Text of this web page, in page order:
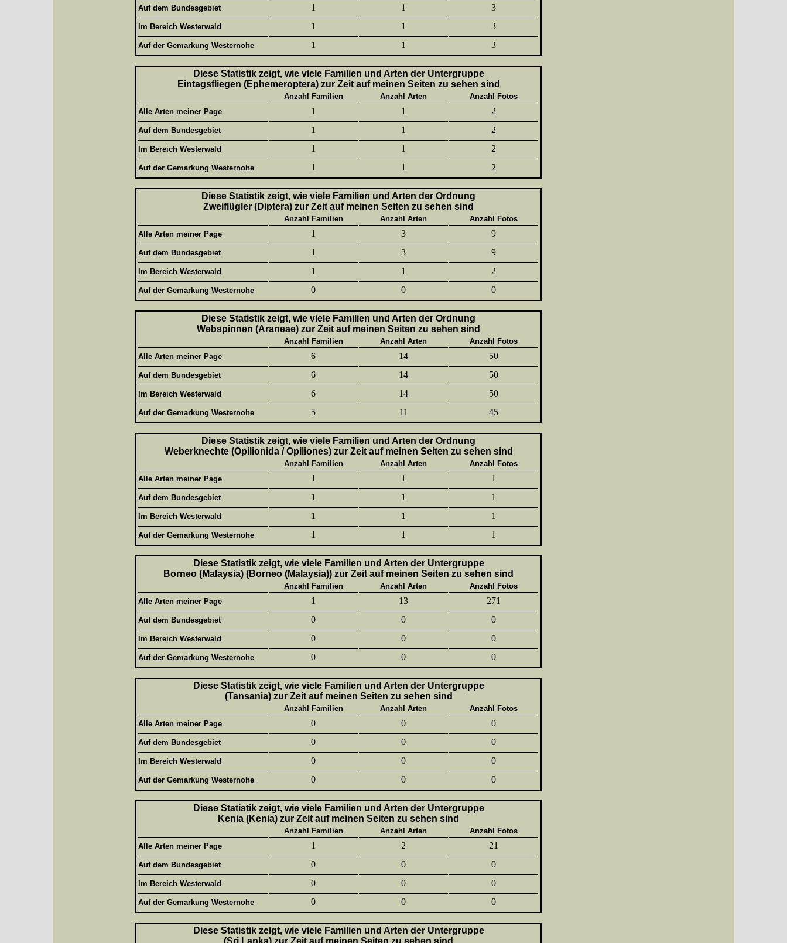
Auf dem Bundesgebiet 1 1 3
Im Bereich Westerwald 1 1 3
Auf der Gemarkung Westernohe 1 1 3
Diese Statistik zeigt, wie viele Familien und Arten der Untergruppe
Eintagsfliegen (Ephemeroptera) zur Zeit auf meinen Seiten zu sehen sind
Anzahl Familien Anzahl Arten
Anzahl Fotos
Alle Arten meiner Page
1 1 2
Auf dem Bundesgebiet 1 1 2
Im Bereich Westerwald 1 1 2
Auf der Gemarkung Westernohe 1 1 2
Diese Statistik zeigt, wie viele Familien und Arten der Ordnung
Zweiflügler (Diptera) zur Zeit auf meinen Seiten zu sehen sind
Anzahl Familien Anzahl Arten
Anzahl Fotos
Alle Arten meiner Page
1 3 9
Auf dem Bundesgebiet 1 3 9
Im Bereich Westerwald 1 1 2
Auf der Gemarkung Westernohe 0 0 0
Diese Statistik zeigt, wie viele Familien und Arten der Ordnung
Webspinnen (Araneae) zur Zeit auf meinen Seiten zu sehen sind
Anzahl Familien Anzahl Arten
Anzahl Fotos
Alle Arten meiner Page
6 14 50
Auf dem Bundesgebiet 6 14 50
Im Bereich Westerwald 6 14 50
Auf der Gemarkung Westernohe 5 11 45
Diese Statistik zeigt, wie viele Familien und Arten der Ordnung
Weberknechte (Opilionida / Opiliones) zur Zeit auf meinen Seiten zu sehen sind
Anzahl Familien Anzahl Arten
Anzahl Fotos
Alle Arten meiner Page
1 1 1
Auf dem Bundesgebiet 1 1 1
Im Bereich Westerwald 1 1 1
Auf der Gemarkung Westernohe 1 1 1
Diese Statistik zeigt, wie viele Familien und Arten der Untergruppe
Borneo (Malaysia) (Borneo (Malaysia)) zur Zeit auf meinen Seiten zu sehen sind
Anzahl Familien Anzahl Arten
Anzahl Fotos
Alle Arten meiner Page
1 13 271
Auf dem Bundesgebiet 0 0 0
Im Bereich Westerwald 0 0 0
Auf der Gemarkung Westernohe 0 0 0
Diese Statistik zeigt, wie viele Familien und Arten der Untergruppe
(Tansania) zur Zeit auf meinen Seiten zu sehen sind
Anzahl Familien Anzahl Arten
Anzahl Fotos
Alle Arten meiner Page
0 0 0
Auf dem Bundesgebiet 0 0 0
Im Bereich Westerwald 0 0 0
Auf der Gemarkung Westernohe 0 0 0
Diese Statistik zeigt, wie viele Familien und Arten der Untergruppe
Kenia (Kenia) zur Zeit auf meinen Seiten zu sehen sind
Anzahl Familien Anzahl Arten
Anzahl Fotos
Alle Arten meiner Page
1 2 21
Auf dem Bundesgebiet 0 0 0
Im Bereich Westerwald 0 0 0
Auf der Gemarkung Westernohe 0 0 0
Diese Statistik zeigt, wie viele Familien und Arten der Untergruppe
(Sri Lanka) zur Zeit auf meinen Seiten zu sehen sind